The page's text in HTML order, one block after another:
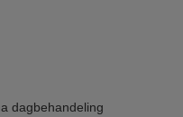
dagbehandeling